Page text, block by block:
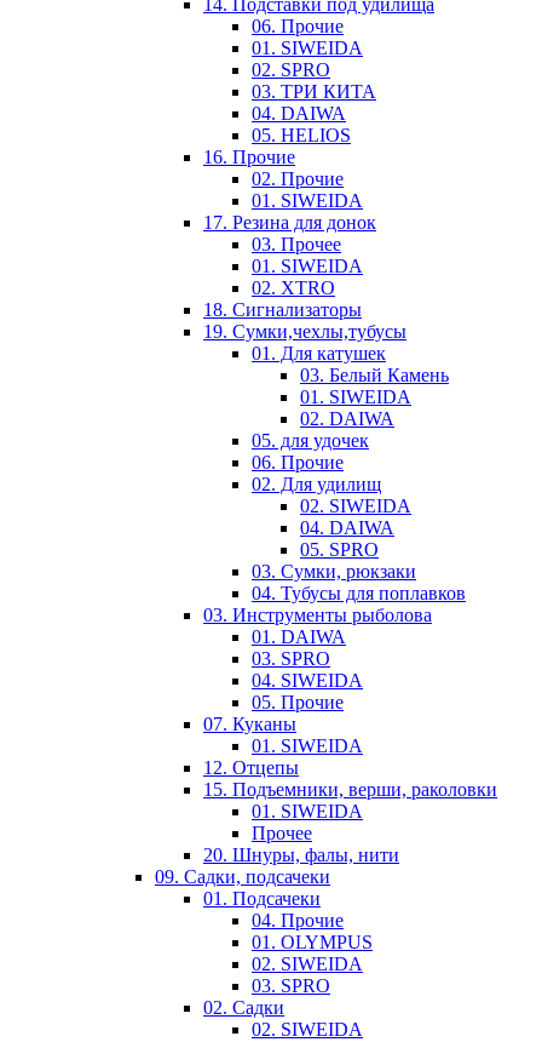
06. Прочие
01. SIWEIDA
02. SPRO
03. ТРИ КИТА
04. DAIWA
05. HELIOS
16. Прочие
02. Прочие
01. SIWEIDA
17. Резина для донок
03. Прочее
01. SIWEIDA
02. XTRO
18. Сигнализаторы
19. Сумки,чехлы,тубусы
01. Для катушек
03. Белый Камень
01. SIWEIDA
02. DAIWA
05. для удочек
06. Прочие
02. Для удилищ
02. SIWEIDA
04. DAIWA
05. SPRO
03. Сумки, рюкзаки
04. Тубусы для поплавков
03. Инструменты рыболова
01. DAIWA
03. SPRO
04. SIWEIDA
05. Прочие
07. Куканы
01. SIWEIDA
12. Отцепы
15. Подъемники, верши, раколовки
01. SIWEIDA
Прочее
20. Шнуры, фалы, нити
09. Садки, подсачеки
01. Подсачеки
04. Прочие
01. OLYMPUS
02. SIWEIDA
03. SPRO
02. Садки
02. SIWEIDA